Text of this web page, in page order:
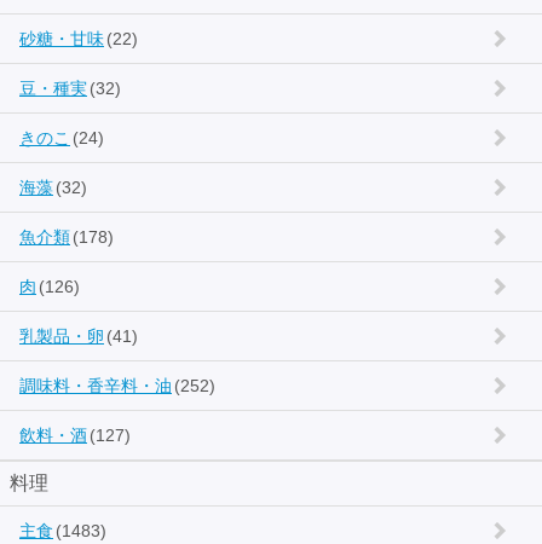
砂糖・甘味(22)
豆・種実(32)
きのこ (24)
海藻(32)
魚介類(178)
肉 (126)
乳製品・卵 (41)
調味料・香辛料・油 (252)
飲料・酒(127)
料理
主食 (1483)